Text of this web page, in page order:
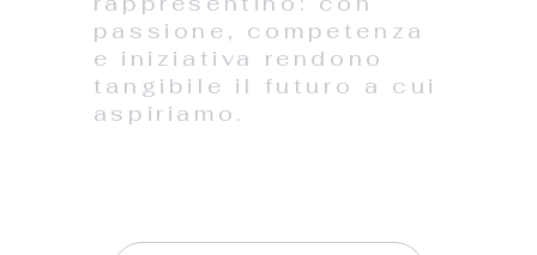
passione, competenza
e iniziativa rendono
tangibile il futuro a cui
aspiriamo.